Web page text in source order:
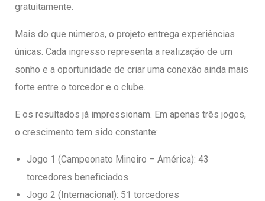
gratuitamente.
Mais do que números, o projeto entrega experiências
únicas. Cada ingresso representa a realização de um
sonho e a oportunidade de criar uma conexão ainda mais
forte entre o torcedor e o clube.
E os resultados já impressionam. Em apenas três jogos,
o crescimento tem sido constante:
Jogo 1 (Campeonato Mineiro – América): 43
torcedores beneficiados
Jogo 2 (Internacional): 51 torcedores